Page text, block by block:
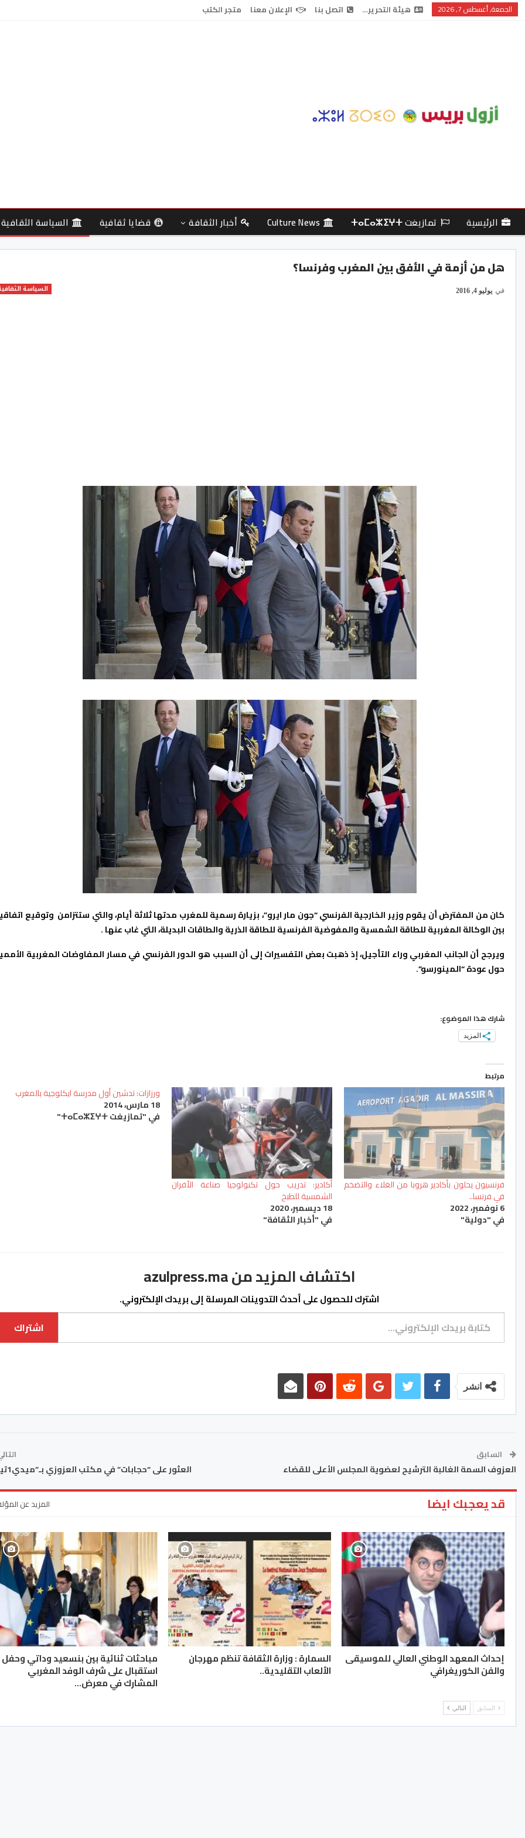
الجمعة, أغسطس 7, 2026 هيئة التحرير… اتصل بنا الإعلان معنا متجر الكتب
الرئيسية تمازيغت ⵜⴰⵎⴰⵣⵉⵖⵜ Culture News أخبار الثقافة قضايا ثقافية السياسة الثقافية
هل من أزمة في الأفق بين المغرب وفرنسا؟
السياسة في يوليو 4, 2016
كان من المفترض أن يقوم وزير الخارجية الفرنسي “جون مار ايرو”، بزيارة رسمية للمغرب مدتها ثلاثة أيام، والتي ستتزامن وتوقيع
بين الوكالة المغربية للطاقة الشمسية والمفوضية الفرنسية للطاقة الذرية والطاقات البديلة، التي غاب عنها .
ويرجح أن الجانب المغربي وراء التأجيل، إذ ذهبت بعض التفسيرات إلى أن السبب هو الدور الفرنسي في مسار المفاوضات المغربية
حول عودة “المينورسو”.
شارك هذا الموضوع:
المزيد
مرتبط
فرنسيون يحلون بأكادير هروبا من الغلاء والتضخم
في فرنسا..
6 نوفمبر، 2022
في "دولية"
أكادير: تدريب حول تكنولوجيا صناعة الأفران
الشمسية للطبخ
18 ديسمبر، 2020
في "أخبار الثقافة"
ورزازات: تدشين أول مدرسة ايكلوجية بالمغرب
18 مارس، 2014
في "تمازيغت ⵜⴰⵎⴰⵣⵉⵖⵜ"
اكتشاف المزيد من azulpress.ma
اشترك للحصول على أحدث التدوينات المرسلة إلى بريدك الإلكتروني.
كتابة بريدك الإلكتروني...
اشتراك
انشر
السابق
العزوف السمة الغالبة الترشيح لعضوية المجلس الأعلى للقضاء العثور على “حجابات” في مكتب العزوزي بـ”ميدي1تيفي”
قد يعجبك ايضا المزيد عن
إحداث المعهد الوطني العالي للموسيقى
والفن الكوريغرافي
السمارة : وزارة الثقافة تنظم مهرجان
الألعاب التقليدية..
مباحثات ثنائية بين بنسعيد وداتي وحفل
استقبال على شرف الوفد المغربي
المشارك في معرض…
السابق التالي